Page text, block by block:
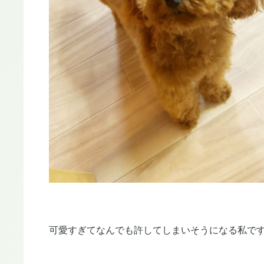
可愛すぎてなんでも許してしまいそうになる私で